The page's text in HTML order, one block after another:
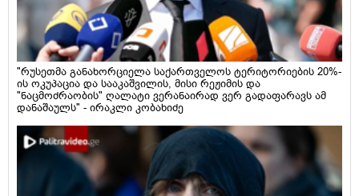
"რუსეთმა განახორციელა საქართველოს ტერიტორიების 20%-
ის ოკუპაცია და სააკაშვილის, მისი რეჟიმის და
"ნაცმოძრაობის" ღალატი ვერანაირად ვერ გადაფარავს ამ
დანაშაულს" - ირაკლი კობახიძე